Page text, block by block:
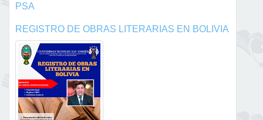
PSA
REGISTRO DE OBRAS LITERARIAS EN BOLIVIA